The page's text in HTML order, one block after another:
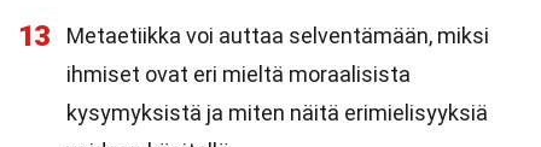
13
Metaetiikka voi auttaa selventämään, miksi
ihmiset ovat eri mieltä moraalisista
kysymyksistä ja miten näitä erimielisyyksiä